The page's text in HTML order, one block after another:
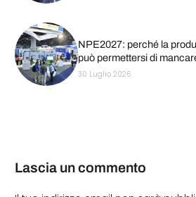
NPE2027: perché la
può permettersi di
30 Luglio 2026
Lascia un commento